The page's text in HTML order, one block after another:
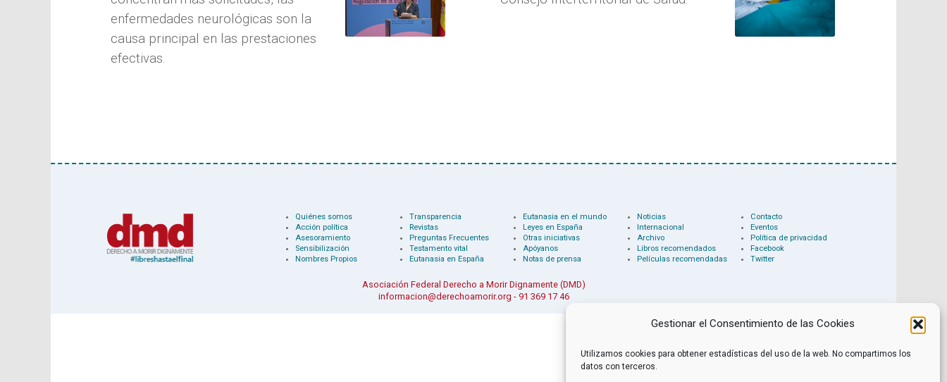
Gestionar el Consentimiento de las Cookies
Utilizamos cookies para obtener estadísticas del uso de la web. No compartimos los
datos con terceros.
enfermedades neurológicas son la
causa principal en las prestaciones
efectivas.
Quiénes somos
Acción política
Asesoramiento
Sensibilización
Nombres Propios
Transparencia
Revistas
Preguntas Frecuentes
Testamento vital
Eutanasia en España
Eutanasia en el mundo
Leyes en España
Otras iniciativas
Apóyanos
Notas de prensa
Noticias
Internacional
Archivo
Libros recomendados
Películas recomendadas
Contacto
Eventos
Política de privacidad
Facebook
Twitter
Asociación Federal Derecho a Morir Dignamente (DMD)
informacion@derechoamorir.org - 91 369 17 46